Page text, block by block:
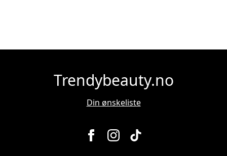
Trendybeauty.no
Din ønskeliste